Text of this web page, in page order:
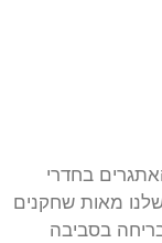
בחדרי
מאות שחקנים
בסביבה